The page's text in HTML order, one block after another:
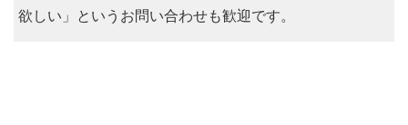
欲しい」というお問い合わせも歓迎です。